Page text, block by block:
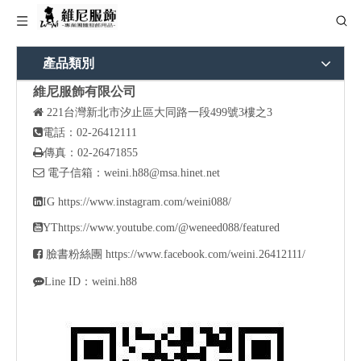
產品類別
維尼服飾有限公司
 221台灣新北市汐止區大同路一段499號3樓之3
電話：02-26412111
傳真：02-26471855
 電子信箱： weini.h88@msa.hinet.net
IG https://www.instagram.com/weini088/
YThttps://www.youtube.com/@weneed088/featured
 臉書粉絲團 https://www.facebook.com/weini.26412111/
Line ID：weini.h88